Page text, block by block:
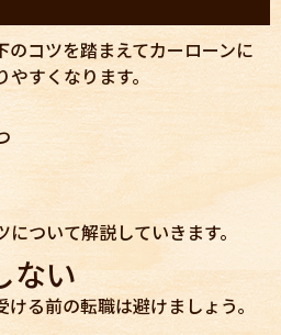
コツを踏まえてカーローンに
やすくなります。
ついて解説していきます。
ない
る前の転職は避けましょう。